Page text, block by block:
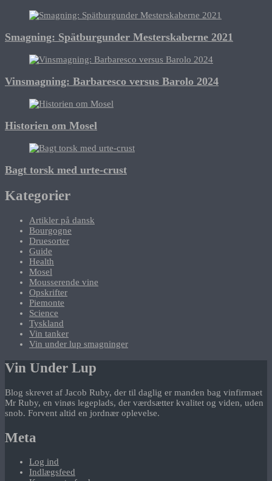
Smagning: Spätburgunder Mesterskaberne 2021
Vinsmagning: Barbaresco versus Barolo 2024
Historien om Mosel
Bagt torsk med urte-crust
Kategorier
Artikler på dansk
Bourgogne
Druesorter
Guide
Health
Mosel
Mousserende vine
Opskrifter
Piemonte
Science
Tyskland
Vin tanker
Vin under lup smagninger
Vin Under Lup
Blog skrevet af Jacob Ruby, der til daglig er manden bag vinfirmaet
Mr Ruby, en vinøs legeplads, der værdsætter kvalitet og viden, uden
snob. Forvent altid en jordnær oplevelse.
Meta
Log ind
Indlægsfeed